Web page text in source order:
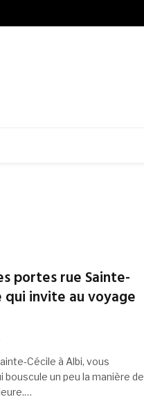
portes rue Sainte-
invite au voyage
Cécile à Albi, vous
un peu la manière de